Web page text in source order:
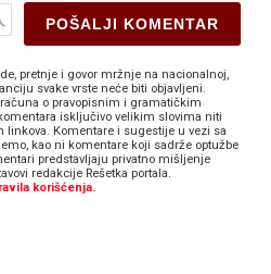
pretnje i govor mržnje na nacionalnoj,
svake vrste neće biti objavljeni.
o pravopisnim i gramatičkim
isključivo velikim slovima niti
Komentare i sugestije u vezi sa
kao ni komentare koji sadrže optužbe
predstavljaju privatno mišljenje
redakcije Rešetka portala.
korišćenja.